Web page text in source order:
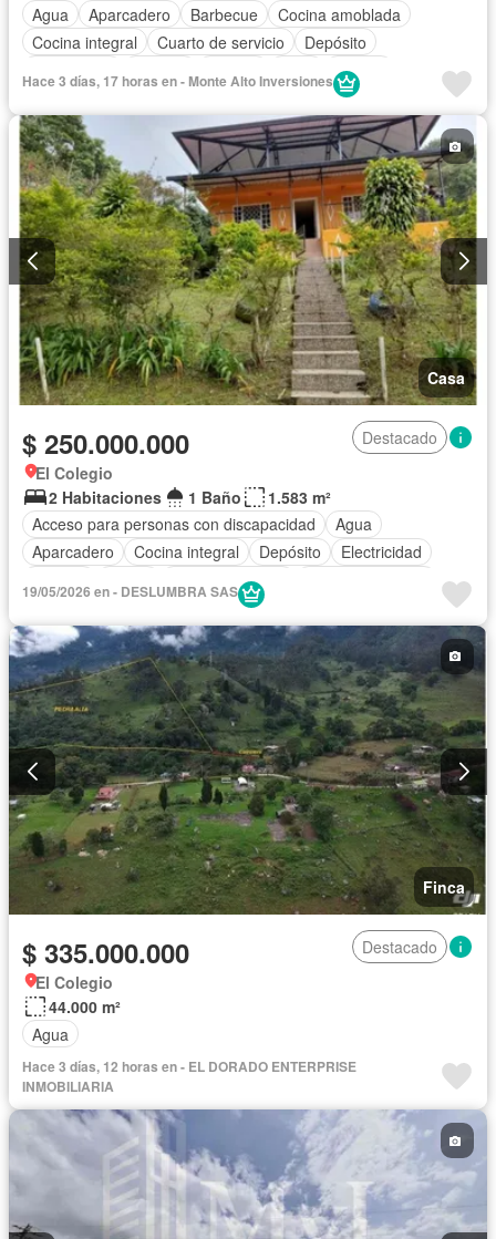
Agua
Aparcadero Barbecue
Cocina amoblada
Cocina integral
Cuarto de servicio
Depósito
Piscina
Vista panorámica
Hace 3 días, 17 horas en - Monte Alto Inversiones
Casa
$ 250.000.000
Destacado
El Colegio
2 Habitaciones
1 Baño
1.583 m²
Acceso para personas con discapacidad
Agua
Aparcadero
Cocina integral Depósito
Electricidad
Tanque de agua
19/05/2026 en - DESLUMBRA SAS
Finca
$ 335.000.000
Destacado
El Colegio
44.000 m²
Agua
Hace 3 días, 12 horas en - EL DORADO ENTERPRISE
INMOBILIARIA